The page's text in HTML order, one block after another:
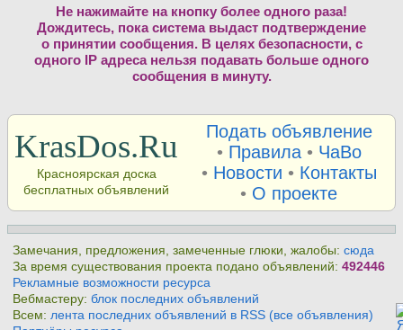
Не нажимайте на кнопку более одного раза!
Дождитесь, пока система выдаст подтверждение
о принятии сообщения. В целях безопасности, с
одного IP адреса нельзя подавать больше одного
сообщения в минуту.
KrasDos.Ru
Красноярская доска
бесплатных объявлений
Подать объявление
• Правила• ЧаВо
• Новости • Контакты
• О проекте
Замечания, предложения, замеченные глюки, жалобы:сюда
За время существования проекта подано объявлений:492446
Рекламные возможности ресурса
Вебмастеру:блок последних объявлений
Всем:лента последних объявлений в RSS (все объявления)